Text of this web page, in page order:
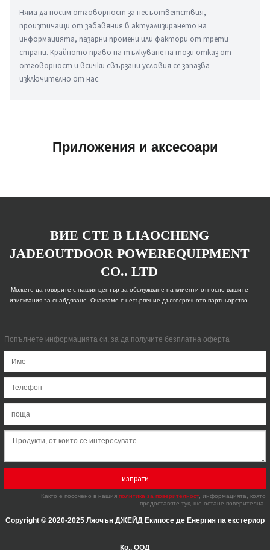
Няма да носим отговорност за несъответствия,
произтичащи от забавяния в актуализирането на
информацията, пазарни промени или фактори от трети
страни. Крайното право на тълкуване на този отказ от
отговорност и всички свързани условия се запазва
изключително от нас.
Приложения и аксесоари
ВИЕ СТЕ В LIAOCHENG
JADEOUTDOOR POWEREQUIPMENT
CO.. LTD
Можете да говорите с нашия център за обслужване на клиенти относно вашите
изисквания за снабдяване. Очакваме с нетърпение дългосрочното партньорство.
Попълнете информацията си, за да получите безплатна оферта
изпрати
Както е посочено в нашия политика за поверителност, информацията, която
предоставяте тук, ще остане поверителна.
Copyright © 2020-2025 Ляочън ДЖЕЙД Екипосе де Енергия па екстериор
Ко., ООД